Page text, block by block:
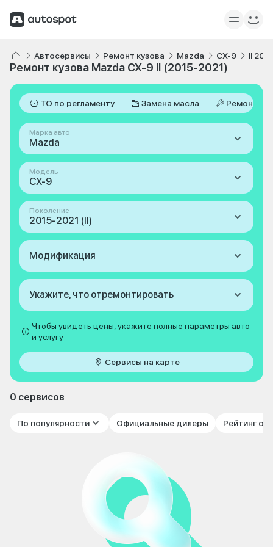
Автосервисы Ремонт кузова Mazda CX-9 II
Ремонт кузова Mazda CX-9 II (2015-2021)
ТО по регламенту Замена масла Ремонт
Марка авто
Mazda
Модель
CX-9
Поколение
2015-2021 (II)
Модификация
Укажите, что отремонтировать
Чтобы увидеть цены, укажите полные параметры авто
и услугу
Сервисы на карте
0 сервисов
По популярности Официальные дилеры Рейтинг